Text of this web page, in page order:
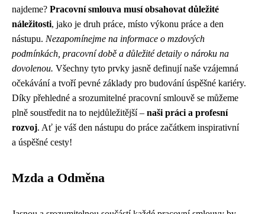
najdeme? Pracovní smlouva musí obsahovat důležité
náležitosti, jako je druh práce, místo výkonu práce a den
nástupu. Nezapomínejme na informace o mzdových
podmínkách, pracovní době a důležité detaily o nároku na
dovolenou. Všechny tyto prvky jasně definují naše vzájemná
očekávání a tvoří pevné základy pro budování úspěšné kariéry.
Díky přehledné a srozumitelné pracovní smlouvě se můžeme
plně soustředit na to nejdůležitější – naši práci a profesní
rozvoj. Ať je váš den nástupu do práce začátkem inspirativní
a úspěšné cesty!
Mzda a Odměna